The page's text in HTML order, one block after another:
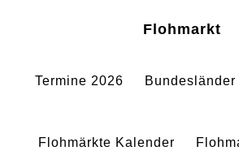
springen
springen
Flohmarkt
Termine 2026 Bundesländer
Flohmärkte Kalender